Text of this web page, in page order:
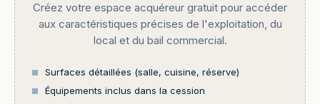
Créez votre espace acquéreur gratuit pour accéder
aux caractéristiques précises de l'exploitation, du
local et du bail commercial.
Surfaces détaillées (salle, cuisine, réserve)
Équipements inclus dans la cession